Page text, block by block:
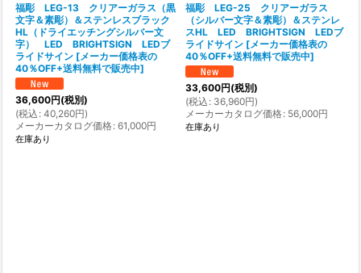
福彫 LEG-13 クリアーガラス（黒
文字＆素彫）＆ステンレスブラック
HL（ドライエッチングシルバー文
字） LED BRIGHTSIGN LEDブ
ライドサイン [ メーカー価格表の
40％OFF+送料無料で販売中]
36,600円(税別)
(税込 : 40,260円)
メーカーカタログ価格: 61,000円
在庫あり
福彫 LEG-25 クリアーガラス
（シルバー文字＆素彫）＆ステンレ
スHL LED BRIGHTSIGN LEDブ
ライドサイン [ メーカー価格表の
40％OFF+送料無料で販売中]
33,600円(税別)
(税込 : 36,960円)
メーカーカタログ価格: 56,000円
在庫あり